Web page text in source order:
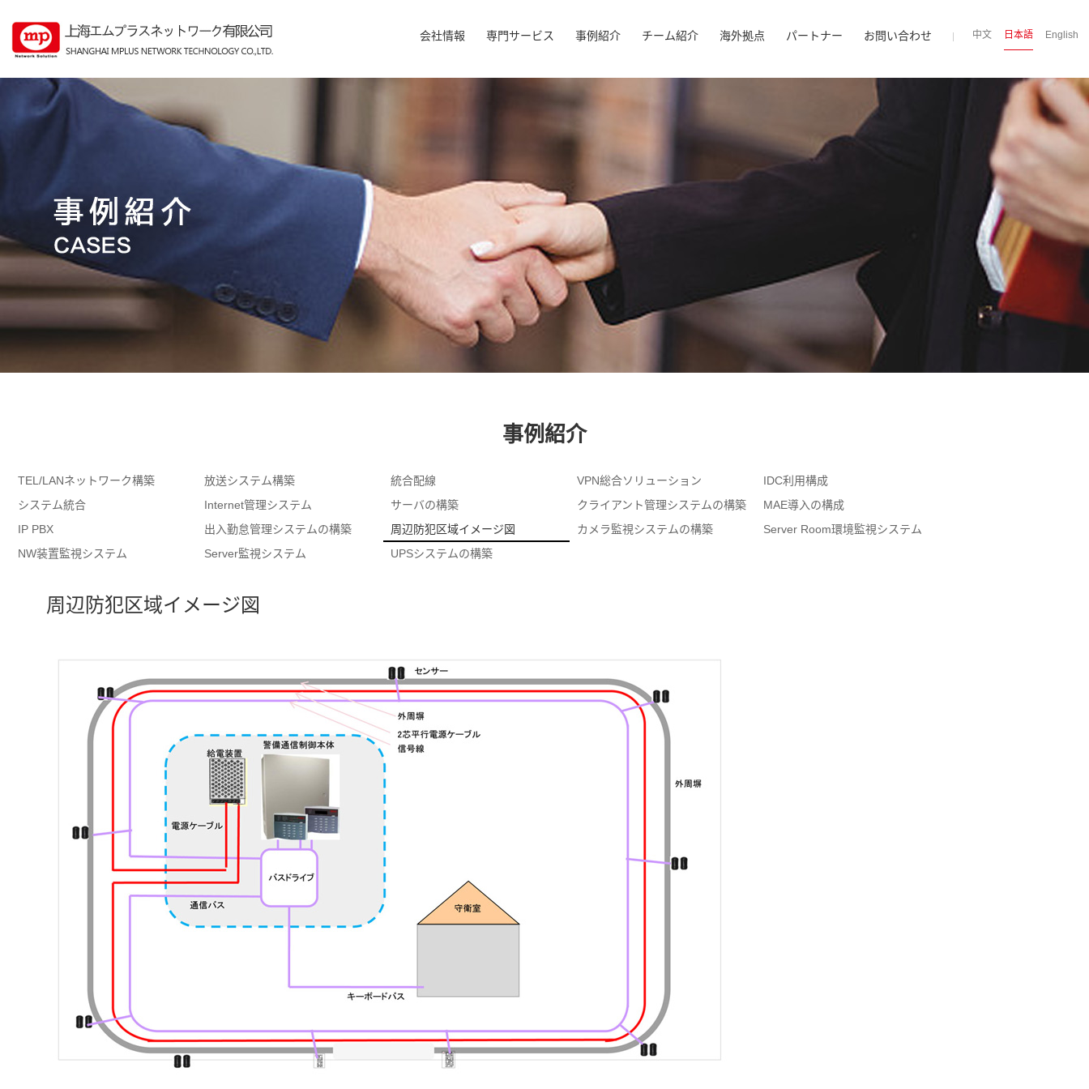
中文 日本語 English
会社情報 専門サービス 事例紹介 チーム紹介 海外拠点 パートナー お問い合わせ
事例紹介
TEL/LANネットワーク構築 放送システム構築 統合配線 VPN総合ソリューション
IDC利用構成
システム統合
Internet管理システム サーバの構築 クライアント管理システムの構築
MAE導入の構成
IP PBX
出入勤怠管理システムの構築 周辺防犯区域イメージ図 カメラ監視システムの構築
Server Room環境監視システム
NW装置監視システム
Server監視システム UPSシステムの構築
周辺防犯区域イメージ図